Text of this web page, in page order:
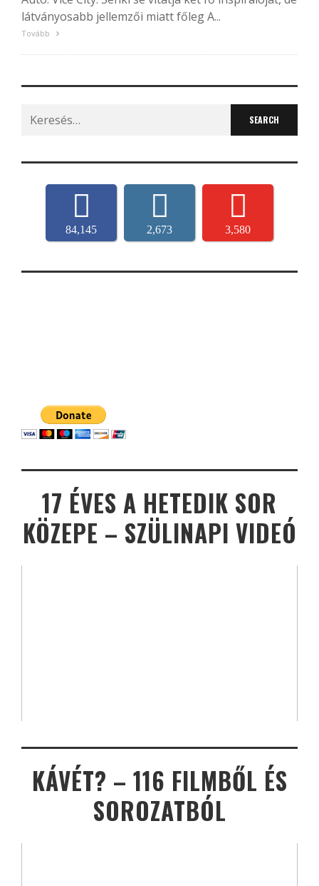
látványosabb jellemzői miatt főleg A...
Tovább
Search
for:
84,145 2,673 3,580
17 ÉVES A HETEDIK SOR
KÖZEPE – SZÜLINAPI VIDEÓ
KÁVÉT? – 116 FILMBŐL ÉS
SOROZATBÓL